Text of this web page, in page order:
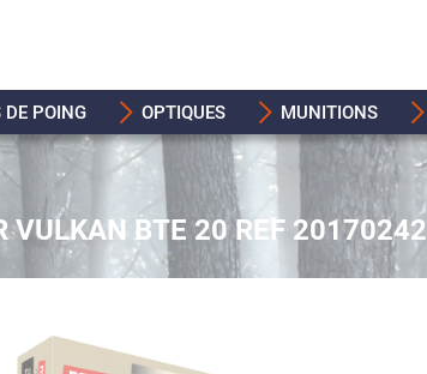
DE POING OPTIQUES MUNITIONS
VULKAN BTE 20 REF 20170242